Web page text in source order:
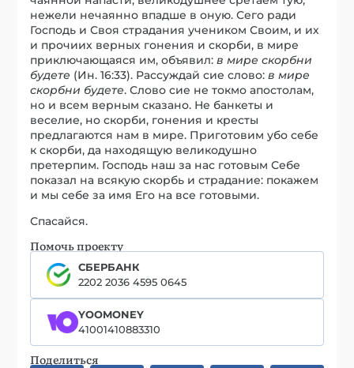
нежели нечаянно впадше в оную. Сего ради
Господь и Своя страдания учеником Своим, и их
и прочиих верных гонения и скорби, в мире
приключающаяся им, объявил:в мире скорбни
будете (Ин. 16:33). Рассуждай сие слово:в мире
скорбни будете. Слово сие не токмо апостолам,
но и всем верным сказано. Не банкеты и
веселие, но скорби, гонения и кресты
предлагаются нам в мире. Приготовим убо себе
к скорби, да находящую великодушно
претерпим. Господь наш за нас готовым Себе
показал на всякую скорбь и страдание: покажем
и мы себе за имя Его на все готовыми.
Спасайся.
Помочь проекту
СБЕРБАНК
2202 2036 4595 0645
YOOMONEY
41001410883310
Поделиться